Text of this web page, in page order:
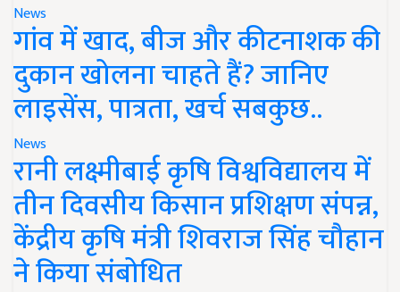
News
गांव में खाद, बीज और कीटनाशक की
दुकान खोलना चाहते हैं? जानिए
लाइसेंस, पात्रता, खर्च सबकुछ..
News
रानी लक्ष्मीबाई कृषि विश्वविद्यालय में
तीन दिवसीय किसान प्रशिक्षण संपन्न,
केंद्रीय कृषि मंत्री शिवराज सिंह चौहान
ने किया संबोधित